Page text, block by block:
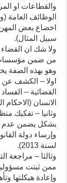
والقطاعات او
الوظائف العامة
اخضاع بعض المهن
سبيل المثال).
ولا شك ان
من ضمن مؤسسات
وهو بهذه الصفة
اولا – الكشف عن
القضائية –
الانسان (الاحكام
وثانيا – تفكيك
بشكل يضمن عدم
لسنة 2013).
وثالثا – مراجعة
ممن ثبتت
وإعادة هيكلتها وتأهيل